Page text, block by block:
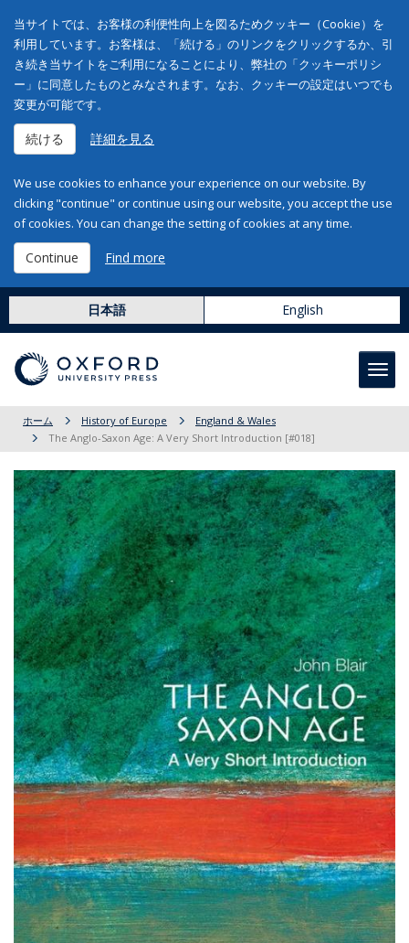
当サイトでは、お客様の利便性向上を図るためクッキー（Cookie）を
利用しています。お客様は、「続ける」のリンクをクリックするか、引
き続き当サイトをご利用になることにより、弊社の「クッキーポリシ
ー」に同意したものとみなされます。なお、クッキーの設定はいつでも
変更が可能です。
続ける 詳細を見る
We use cookies to enhance your experience on our website. By
clicking "continue" or continue using our website, you accept the use
of cookies. You can change the setting of cookies at any time.
Continue Find more
日本語 English
ホーム History of Europe
England & Wales
The Anglo-Saxon Age: A Very Short Introduction [#018]